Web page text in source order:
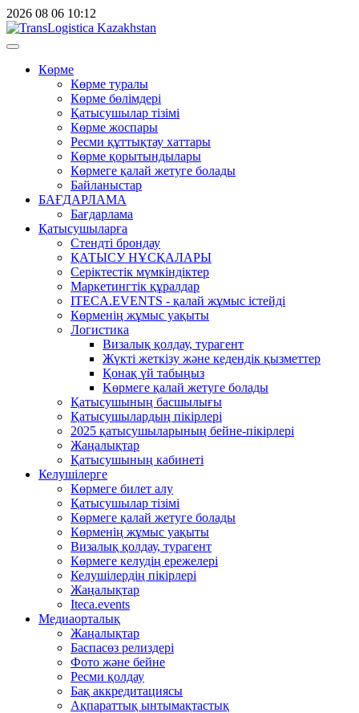
2026 08 06 10:12
Көрме
Көрме туралы
Көрме бөлімдері
Қатысушылар тізімі
Көрме жоспары
Ресми құттықтау хаттары
Көрме қорытындылары
Көрмеге қалай жетуге болады
Байланыстар
БАҒДАРЛАМА
Бағдарлама
Қатысушыларға
Стендті брондау
ҚАТЫСУ НҰСҚАЛАРЫ
Серіктестік мүмкіндіктер
Маркетингтік құралдар
ITECA.EVENTS - қалай жұмыс істейді
Көрменің жұмыс уақыты
Логистика
Визалық қолдау, турагент
Жүкті жеткізу және кедендік қызметтер
Қонақ үй табыңыз
Kөрмеге қалай жетуге болады
Қатысушының басшылығы
Қатысушылардың пікірлері
2025 қатысушыларының бейне-пікірлері
Жаңалықтар
Қатысушының кабинеті
Келушілерге
Көрмеге билет алу
Қатысушылар тізімі
Көрмеге қалай жетуге болады
Көрменің жұмыс уақыты
Визалық қолдау, турагент
Көрмеге келудің ережелері
Келушілердің пікірлері
Жаңалықтар
Iteca.events
Медиаорталық
Жаңалықтар
Баспасөз релиздері
Фото және бейне
Ресми қолдау
Бақ аккредитациясы
Ақпараттық ынтымақтастық